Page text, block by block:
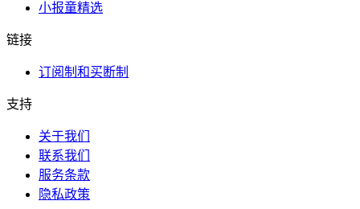
小报童精选
链接
订阅制和买断制
支持
关于我们
联系我们
服务条款
隐私政策